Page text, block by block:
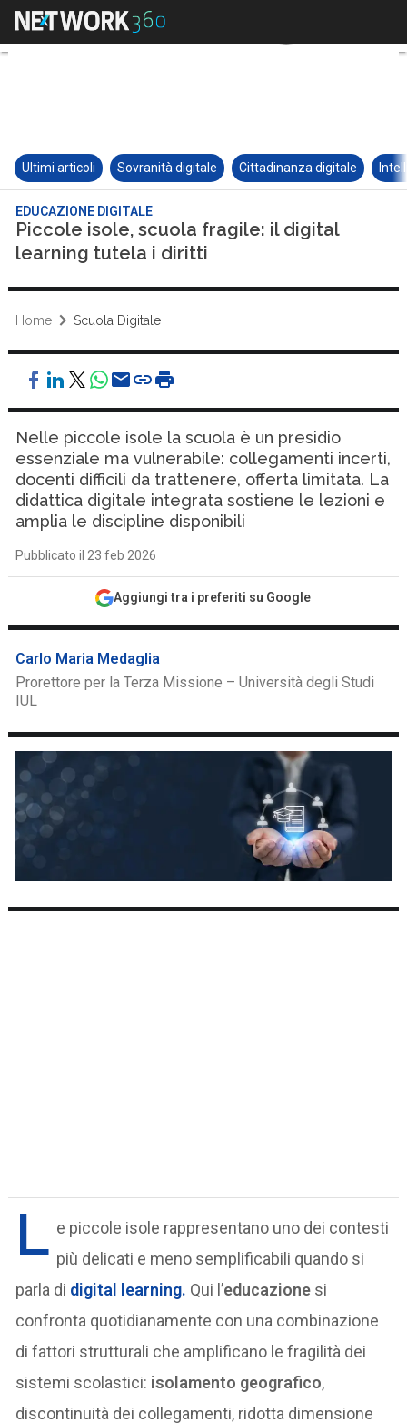
Ultimi articoli Sovranità digitale Cittadinanza digitale
EDUCAZIONE DIGITALE
Piccole isole, scuola fragile: il digital
learning tutela i diritti
Home Scuola Digitale
Nelle piccole isole la scuola è un presidio
essenziale ma vulnerabile: collegamenti incerti,
docenti difficili da trattenere, offerta limitata. La
didattica digitale integrata sostiene le lezioni e
amplia le discipline disponibili
Pubblicato il 23 feb 2026
Aggiungi tra i preferiti su Google
Carlo Maria Medaglia
Prorettore per la Terza Missione – Università degli Studi
IUL
L e piccole isole rappresentano uno dei contesti
più delicati e meno semplificabili quando si
parla di digital learning. Qui l’educazione si
confronta quotidianamente con una combinazione
di fattori strutturali che amplificano le fragilità dei
sistemi scolastici: isolamento geografico,
discontinuità dei collegamenti, ridotta dimensione